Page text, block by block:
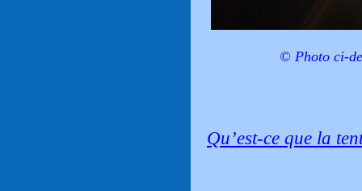
© Photo ci-
Qu’est-ce que la